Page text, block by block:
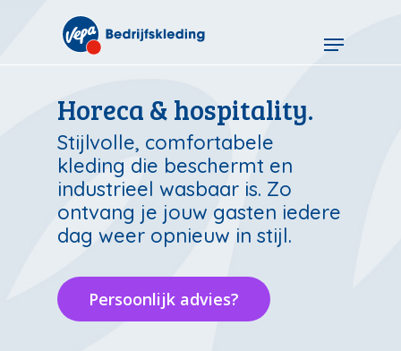
Menu
Horeca & hospitality.
Stijlvolle, comfortabele
kleding die beschermt en
industrieel wasbaar is. Zo
ontvang je jouw gasten iedere
dag weer opnieuw in stijl.
Persoonlijk advies?